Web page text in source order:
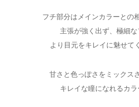
フチ部分はメインカラーとの
主張が強く出ず、極細
より目元をキレイに魅せて
甘さと色っぽさをミックス
キレイな瞳になれるカ